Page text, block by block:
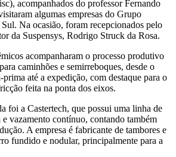
acompanhados do professor Fernando
algumas empresas do Grupo
Na ocasião, foram recepcionados pelo
da Suspensys, Rodrigo Struck da Rosa.
acompanharam o processo produtivo
caminhões e semirreboques, desde o
até a expedição, com destaque para o
feita na ponta dos eixos.
foi a Castertech, que possui uma linha de
vazamento contínuo, contando também
A empresa é fabricante de tambores e
fundido e nodular, principalmente para a